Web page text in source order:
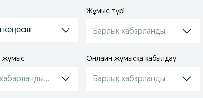
Жұмыс түрі
Барлық хабарландырулар
жұмыс Онлайн жұмысқа қабылдау
Барлық хабарландырулар